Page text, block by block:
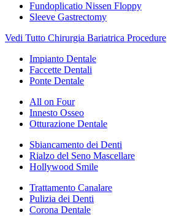
Fundoplicatio Nissen Floppy
Sleeve Gastrectomy
Vedi Tutto Chirurgia Bariatrica Procedure
Impianto Dentale
Faccette Dentali
Ponte Dentale
All on Four
Innesto Osseo
Otturazione Dentale
Sbiancamento dei Denti
Rialzo del Seno Mascellare
Hollywood Smile
Trattamento Canalare
Pulizia dei Denti
Corona Dentale